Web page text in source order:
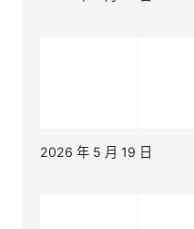
2026 年 5 月 19 日